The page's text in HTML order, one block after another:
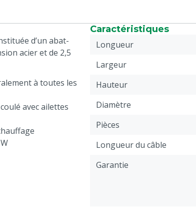
d’un abat-
acier et de 2,5
à toutes les
avec ailettes
Caractéristiques
Longueur
Largeur
Hauteur
Diamètre
Pièces
Longueur du câble
Garantie